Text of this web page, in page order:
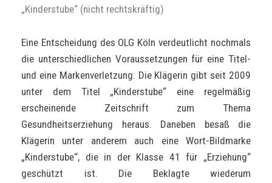
„Kinderstube“ (nicht rechtskräftig)
Eine Entscheidung des OLG Köln verdeutlicht nochmals
die unterschiedlichen Voraussetzungen für eine Titel-
und eine Markenverletzung. Die Klägerin gibt seit 2009
unter dem Titel „Kinderstube“ eine regelmäßig
erscheinende Zeitschrift zum Thema
Gesundheitserziehung heraus. Daneben besaß die
Klägerin unter anderem auch eine Wort-Bildmarke
„Kinderstube“, die in der Klasse 41 für „Erziehung“
geschützt ist. Die Beklagte wiederum